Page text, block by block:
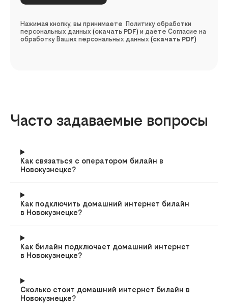
Нажимая кнопку, вы принимаете Политику обработки
персональных данных (скачать PDF) и даёте Согласие на
обработку Ваших персональных данных (скачать PDF)
Часто задаваемые вопросы
Как связаться с оператором билайн в
Новокузнецке?
Как подключить домашний интернет билайн
в Новокузнецке?
Как билайн подключает домашний интернет
в Новокузнецке?
Сколько стоит домашний интернет билайн в
Новокузнецке?